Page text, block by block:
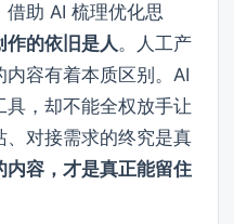
助 AI 梳理优化思
作的依旧是人。人工产
容有着本质区别。AI
，却不能全权放手让
对接需求的终究是真
内容，才是真正能留住